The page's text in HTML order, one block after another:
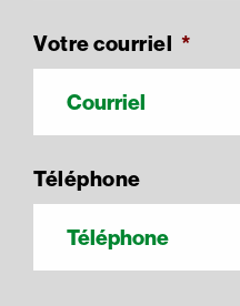
Votre courriel *
Téléphone